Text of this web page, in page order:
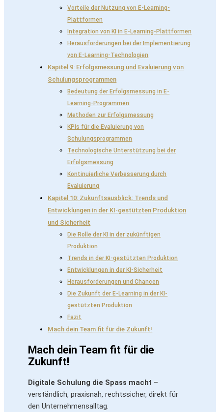
Vorteile der Nutzung von E-Learning-
Plattformen
Integration von KI in E-Learning-Plattformen
Herausforderungen bei der Implementierung
von E-Learning-Technologien
Kapitel 9: Erfolgsmessung und Evaluierung von
Schulungsprogrammen
Bedeutung der Erfolgsmessung in E-
Learning-Programmen
Methoden zur Erfolgsmessung
KPIs für die Evaluierung von
Schulungsprogrammen
Technologische Unterstützung bei der
Erfolgsmessung
Kontinuierliche Verbesserung durch
Evaluierung
Kapitel 10: Zukunftsausblick: Trends und
Entwicklungen in der KI-gestützten Produktion
und Sicherheit
Die Rolle der KI in der zukünftigen
Produktion
Trends in der KI-gestützten Produktion
Entwicklungen in der KI-Sicherheit
Herausforderungen und Chancen
Die Zukunft der E-Learning in der KI-
gestützten Produktion
Fazit
Mach dein Team fit für die Zukunft!
Mach dein Team fit für die
Zukunft!
Digitale Schulung die Spass macht –
verständlich, praxisnah, rechtssicher, direkt für
den Unternehmensalltag.